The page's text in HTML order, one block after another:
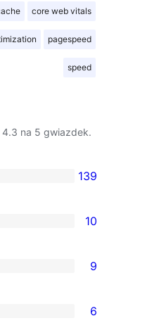
core web vitals
pagespeed
speed
4.3 na 5 gwiazdek.
139
10
9
6